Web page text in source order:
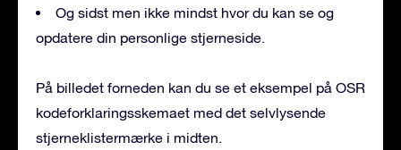
Og sidst men ikke mindst hvor du kan se og
opdatere din personlige stjerneside.
På billedet forneden kan du se et eksempel på OSR
kodeforklaringsskemaet med det selvlysende
stjerneklistermærke i midten.